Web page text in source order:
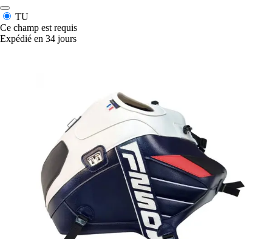
TU
Ce champ est requis
Expédié en 34 jours